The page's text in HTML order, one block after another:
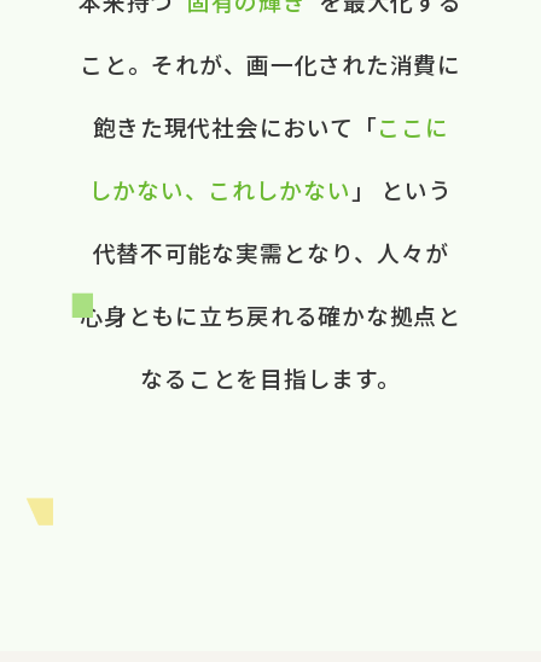
こと。​ それが、​画一化された​消費に​
飽きた​現代社会に​おいて​ ​「ここに​
しかない、​これしかない 」 と​いう​
代替不可能な​実需と​なり、​ 人々が​
心身ともに​立ち戻れる​ 確かな​拠点と​
なる​ことを​目指します。​